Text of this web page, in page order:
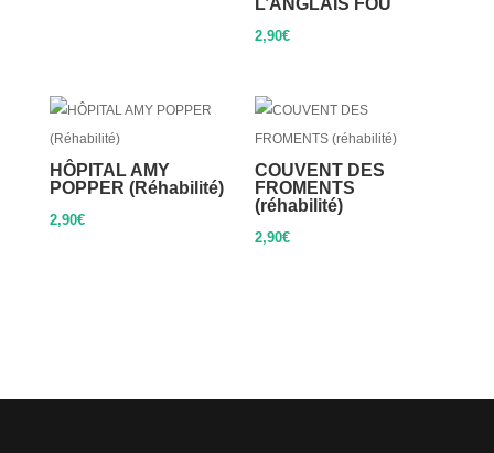
L’ANGLAIS FOU
2,90€
HÔPITAL AMY
POPPER (Réhabilité)
2,90€
COUVENT DES
FROMENTS
(réhabilité)
2,90€